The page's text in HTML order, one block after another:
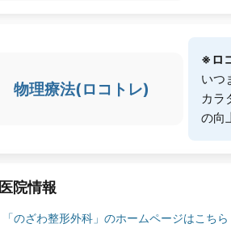
物理療法(ロコトレ)
※ロ
いつ
カラ
の向
医院情報
「のざわ整形外科」のホームページはこちら